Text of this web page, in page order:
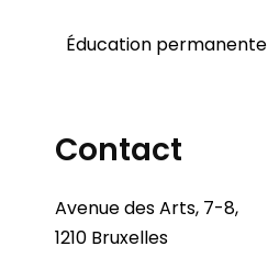
Éducation permanente
Contact
Avenue des Arts, 7-8,
1210 Bruxelles